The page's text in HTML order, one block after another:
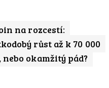
na rozcestí:
růst až k 70 000
nebo okamžitý pád?